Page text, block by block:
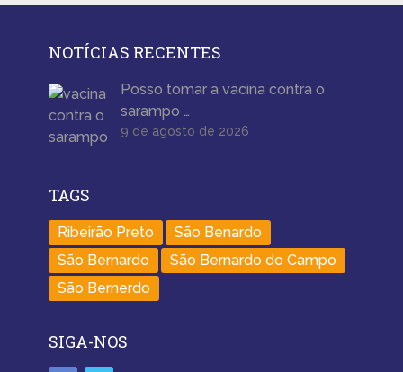
NOTÍCIAS RECENTES
Posso tomar a vacina contra o
sarampo …
9 de agosto de 2026
TAGS
Ribeirão Preto
São Benardo
São Bernardo
São Bernardo do Campo
São Bernerdo
SIGA-NOS